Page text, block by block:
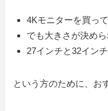
4Kモニターを買っ
でも大きさが決め
27インチと32イン
という方のために、お